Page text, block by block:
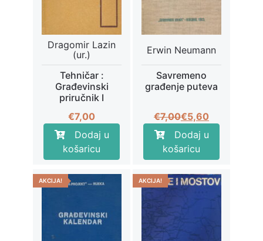
Dragomir Lazin
(ur.)
Tehničar :
Građevinski
priručnik I
€7,00
Dodaj u
košaricu
Erwin Neumann
Savremeno
građenje puteva
€7,00Izvorna
cijena
bila
je:
€7,00.
€5,60
Trenutna
cijena
je:
€5,60.
Dodaj u
košaricu
AKCIJA! AKCIJA!